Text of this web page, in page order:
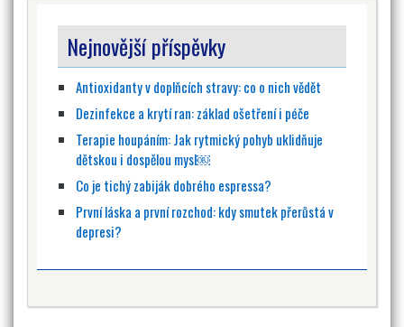
Nejnovější příspěvky
Antioxidanty v doplňcích stravy: co o nich vědět
Dezinfekce a krytí ran: základ ošetření i péče
Terapie houpáním: Jak rytmický pohyb uklidňuje
dětskou i dospělou mysl￼
Co je tichý zabiják dobrého espressa?
První láska a první rozchod: kdy smutek přerůstá v
depresi?